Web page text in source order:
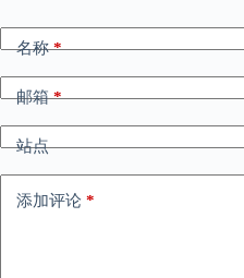
名称*
邮箱*
站点
添加评论 *